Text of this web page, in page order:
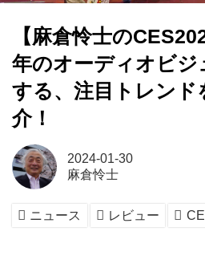
【麻倉怜士の
年のオーディオビジ
する、注目トレンド
介！
2024-01-30
麻倉怜士
ニュース レビュー